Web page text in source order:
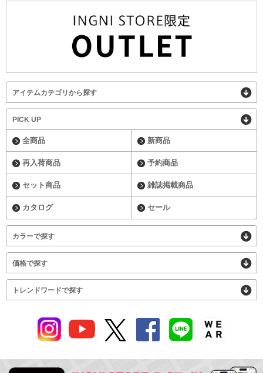
アイテムカテゴリから探す
PICK UP
全商品 新商品
再入荷商品 予約商品
セット商品 雑誌掲載商品
カタログ セール
カラーで探す
価格で探す
トレンドワードで探す